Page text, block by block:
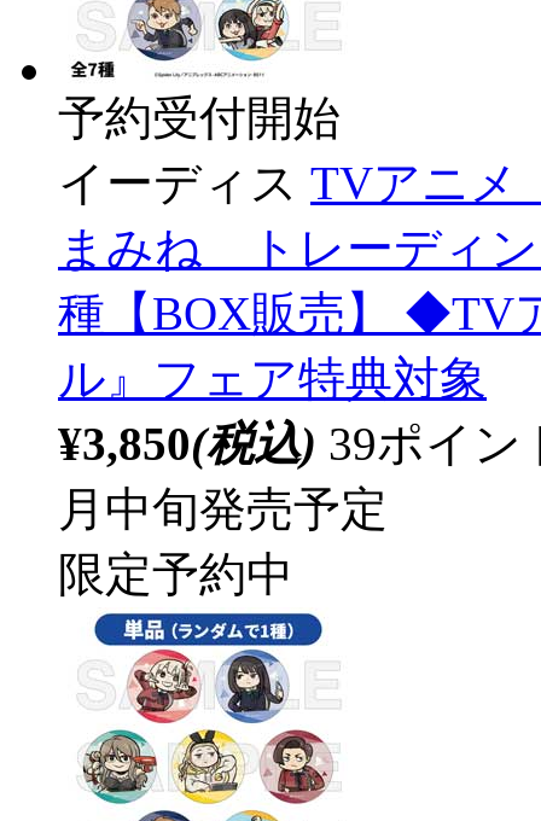
予約受付開始
イーディス TVアニメ
まみね トレーディ
種【BOX販売】 ◆TV
ル』フェア特典対象
¥3,850(税込) 39ポイ
月中旬発売予定
限定予約中